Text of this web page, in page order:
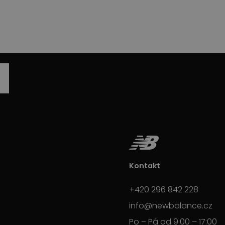
Kontakt
+420 296 842 228
info@newbalance.cz
Po – Pá od 9:00 – 17:00